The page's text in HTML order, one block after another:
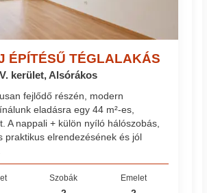
ÉPÍTÉSŰ TÉGLALAKÁS
kerület, Alsórákos
fejlődő részén, modern
eladásra egy 44 m²-es,
A nappali + külön nyíló hálószobás,
praktikus elrendezésének és jól
Szobák Emelet